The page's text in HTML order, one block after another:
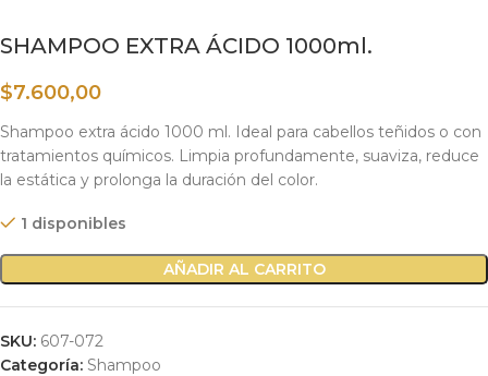
SHAMPOO EXTRA ÁCIDO 1000ml.
$7.600,00
Shampoo extra ácido 1000 ml. Ideal para cabellos teñidos o con
tratamientos químicos. Limpia profundamente, suaviza, reduce
la estática y prolonga la duración del color.
1 disponibles
AÑADIR AL CARRITO
SKU: 607-072
Categoría: Shampoo